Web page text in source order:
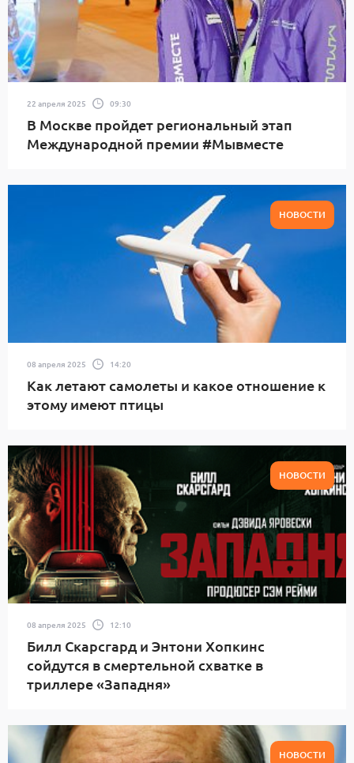
22 апреля 2025 09:30
В Москве пройдет региональный этап
Международной премии #Мывместе
НОВОСТИ
08 апреля 2025 14:20
Как летают самолеты и какое отношение к
этому имеют птицы
НОВОСТИ
08 апреля 2025 12:10
Билл Скарсгард и Энтони Хопкинс
сойдутся в смертельной схватке в
триллере «Западня»
НОВОСТИ